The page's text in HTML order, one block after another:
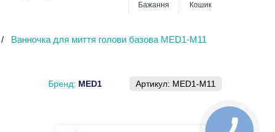
Бажання Кошик
/ Ванночка для миття голови базова MED1-M11
Бренд: MED1 Артикул: MED1-M11